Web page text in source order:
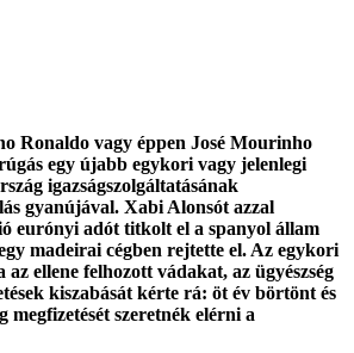
Ronaldo vagy éppen José Mourinho
egy újabb egykori vagy jelenlegi
igazságszolgáltatásának
gyanújával. Xabi Alonsót azzal
eurónyi adót titkolt el a spanyol állam
madeirai cégben rejtette el. Az egykori
ellene felhozott vádakat, az ügyészség
kiszabását kérte rá: öt év börtönt és
megfizetését szeretnék elérni a